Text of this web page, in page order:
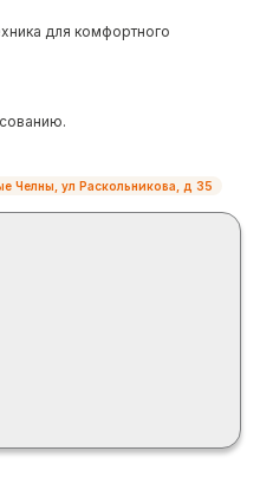
для комфортного
Челны, ул Раскольникова, д 35